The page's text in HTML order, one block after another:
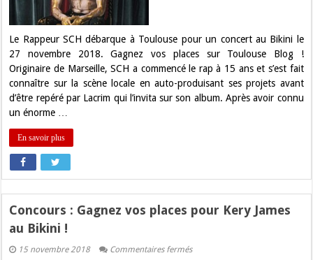
SCH
au
Bikini
!
Le Rappeur SCH débarque à Toulouse pour un concert au Bikini le
27 novembre 2018. Gagnez vos places sur Toulouse Blog !
Originaire de Marseille, SCH a commencé le rap à 15 ans et s’est fait
connaître sur la scène locale en auto-produisant ses projets avant
d’être repéré par Lacrim qui l’invita sur son album. Après avoir connu
un énorme …
En savoir plus
Concours : Gagnez vos places pour Kery James
au Bikini !
15 novembre 2018 Commentaires ferméssur